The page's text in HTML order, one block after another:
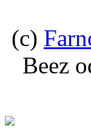
(c)
Beez